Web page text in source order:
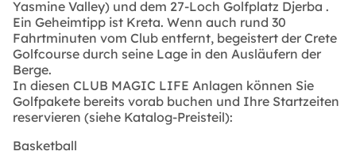
Yasmine Valley) und dem 27-Loch Golfplatz Djerba .
Ein Geheimtipp ist Kreta. Wenn auch rund 30
Fahrtminuten vom Club entfernt, begeistert der Crete
Golfcourse durch seine Lage in den Ausläufern der
Berge.
In diesen CLUB MAGIC LIFE Anlagen können Sie
Golfpakete bereits vorab buchen und Ihre Startzeiten
reservieren (siehe Katalog-Preisteil):
Basketball